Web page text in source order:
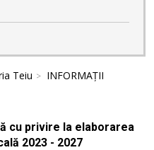
Teiu
INFORMAȚII
cu privire la elaborarea
2023 - 2027